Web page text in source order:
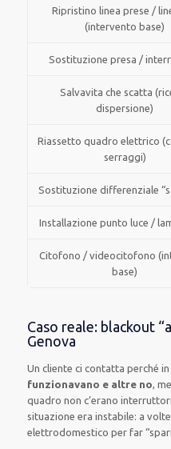
Ripristino linea prese /
(intervento base)
Sostituzione presa /
Salvavita che scatta
dispersione)
Riassetto quadro elettrico
serraggi)
Sostituzione differenziale
Installazione punto luce /
Citofono / videocitofono
base)
Caso reale: blackout
Genova
Un cliente ci contatta perché in
funzionavano e altre no,
quadro non c’erano
situazione era instabile: a
elettrodomestico per far